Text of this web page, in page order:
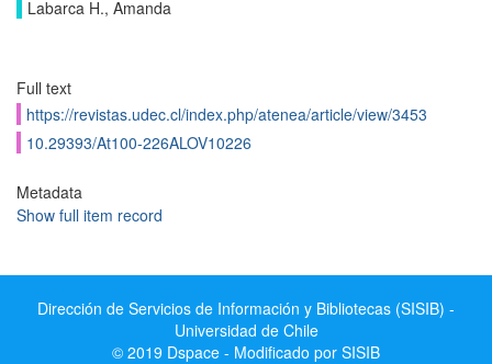
Labarca H., Amanda
Full text
https://revistas.udec.cl/index.php/atenea/article/view/3453
10.29393/At100-226ALOV10226
Metadata
Show full item record
Dirección de Servicios de Información y Bibliotecas (SISIB) -
Universidad de Chile
© 2019 Dspace - Modificado por SISIB